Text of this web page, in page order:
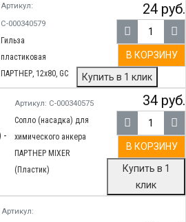
Артикул:
С-000340579
Гильза
пластиковая
ПАРТНЕР, 12х80, GC
24 руб.
В КОРЗИНУ
Купить в 1 клик
Артикул: С-000340575
Сопло (насадка) для
химического анкера
ПАРТНЕР MIXER
(Пластик)
34 руб.
В КОРЗИНУ
Купить в 1
клик
Артикул: